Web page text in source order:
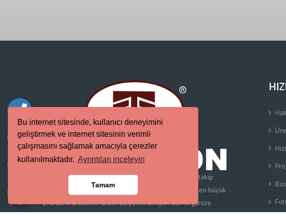
Bu internet sitesinde, kullanıcı deneyimini
geliştirmek ve internet sitesinin verimli
çalışmasını sağlamak amacıyla çerezler
kullanılmaktadır. Ayrıntıları inceleyin
Tamam
Ete Beton Yapı Elemanları, 1987 yılında kurulmuş ve takip
eden yıllarda büyüyerek ülke çapında en yenilikçi ve en büyük
prefabrik üreticileri arasında yerini almıştır. Van Organize
Sanayi bölgesinde bulunan üretim tesisleri 4.000 m2 kapalı